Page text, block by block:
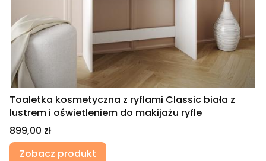
Toaletka kosmetyczna z ryflami Classic biała z
lustrem i oświetleniem do makijażu ryfle
Cena
899,00 zł
Zobacz produkt